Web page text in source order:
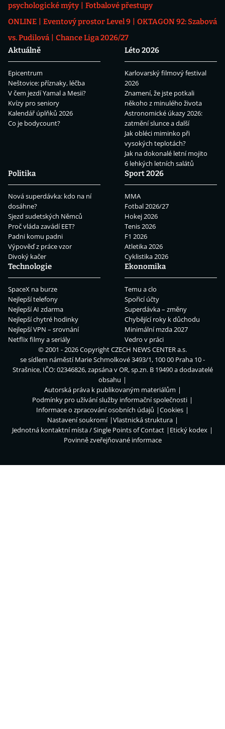
psychologické mýty
Fotbalové přestupy
ONLINE
Eventový prostor Level 9
OKTAGON 92: Szabová
vs. Pudilová
Chance Liga 2026/27
Aktuálně
Epicentrum
Neštovice: příznaky, léčba
V čem jezdí Yamal a Mesii?
Kvízy pro seniory
Kalendář úplňků 2026
Co je bodycount?
Léto 2026
Karlovarský filmový festival
2026
Znamení, že jste potkali
někoho z minulého života
Astronomické úkazy 2026:
zatmění slunce a další
Jak obléci miminko při
vysokých teplotách?
Jak na dokonalé letní mojito
6 lehkých letních salátů
Politika
Nová superdávka: kdo na ní
dosáhne?
Sjezd sudetských Němců
Proč vláda zavádí EET?
Padni komu padni
Výpověď z práce vzor
Divoký kačer
Sport 2026
MMA
Fotbal 2026/27
Hokej 2026
Tenis 2026
F1 2026
Atletika 2026
Cyklistika 2026
Technologie
SpaceX na burze
Nejlepší telefony
Nejlepší AI zdarma
Nejlepší chytré hodinky
Nejlepší VPN – srovnání
Netflix filmy a seriály
Ekonomika
Temu a clo
Spořicí účty
Superdávka – změny
Chybějící roky k důchodu
Minimální mzda 2027
Vedro v práci
© 2001 - 2026 CopyrightCZECH NEWS CENTER a.s.
se sídlem náměstí Marie Schmolkové 3493/1, 100 00 Praha 10 -
Strašnice, IČO: 02346826, zapsána v OR, sp.zn. B 19490 a dodavatelé
obsahu
Autorská práva k publikovaným materiálům
Podmínky pro užívání služby informační společnosti
Informace o zpracování osobních údajů
Cookies
Nastavení soukromí
Vlastnická struktura
Jednotná kontaktní místa / Single Points of Contact
Etický kodex
Povinně zveřejňované informace